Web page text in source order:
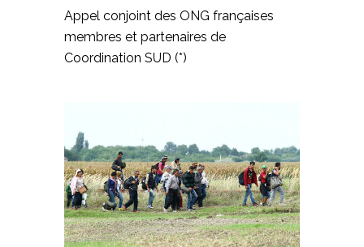
Appel conjoint des ONG françaises
membres et partenaires de
Coordination SUD (*)